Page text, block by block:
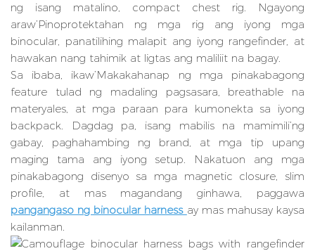
ng isang matalino, compact chest rig. Ngayong
araw’Pinoprotektahan ng mga rig ang iyong mga
binocular, panatilihing malapit ang iyong rangefinder, at
hawakan nang tahimik at ligtas ang maliliit na bagay.
Sa ibaba, ikaw’Makakahanap ng mga pinakabagong
feature tulad ng madaling pagsasara, breathable na
materyales, at mga paraan para kumonekta sa iyong
backpack. Dagdag pa, isang mabilis na mamimili’ng
gabay, paghahambing ng brand, at mga tip upang
maging tama ang iyong setup. Nakatuon ang mga
pinakabagong disenyo sa mga magnetic closure, slim
profile, at mas magandang ginhawa, paggawa
pangangaso ng binocular harness ay mas mahusay kaysa
kailanman.